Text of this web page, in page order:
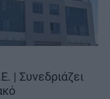
| Συνεδριάζει